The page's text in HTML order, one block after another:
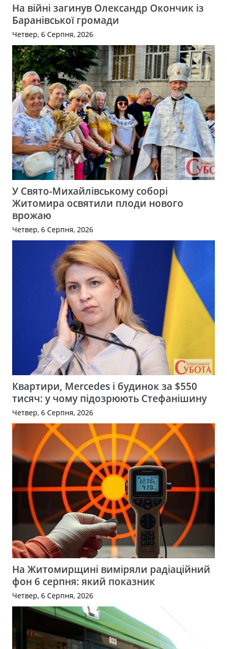
На війні загинув Олександр Окончик із
Баранівської громади
Четвер, 6 Серпня, 2026
У Свято-Михайлівському соборі
Житомира освятили плоди нового
врожаю
Четвер, 6 Серпня, 2026
Квартири, Mercedes і будинок за $550
тисяч: у чому підозрюють Стефанішину
Четвер, 6 Серпня, 2026
На Житомирщині виміряли радіаційний
фон 6 серпня: який показник
Четвер, 6 Серпня, 2026